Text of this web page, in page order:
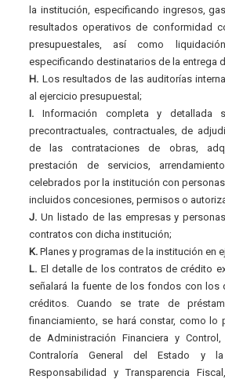
la institución, especificando ingresos,
resultados operativos de conformidad
presupuestales, así como
especificando destinatarios de la entrega
H. Los resultados de las auditorías
al ejercicio presupuestal;
I. Información completa y detallada
precontractuales, contractuales, de
de las contrataciones de obras,
prestación de servicios,
celebrados por la institución con
incluidos concesiones, permisos o
J. Un listado de las empresas y
contratos con dicha institución;
K. Planes y programas de la institución en
L. El detalle de los contratos de crédito
señalará la fuente de los fondos con los
créditos. Cuando se trate de
financiamiento, se hará constar, como lo
de Administración Financiera y
Contraloría General del Estado y
Responsabilidad y Transparencia